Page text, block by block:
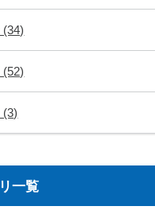
(34)
(52)
(3)
一覧